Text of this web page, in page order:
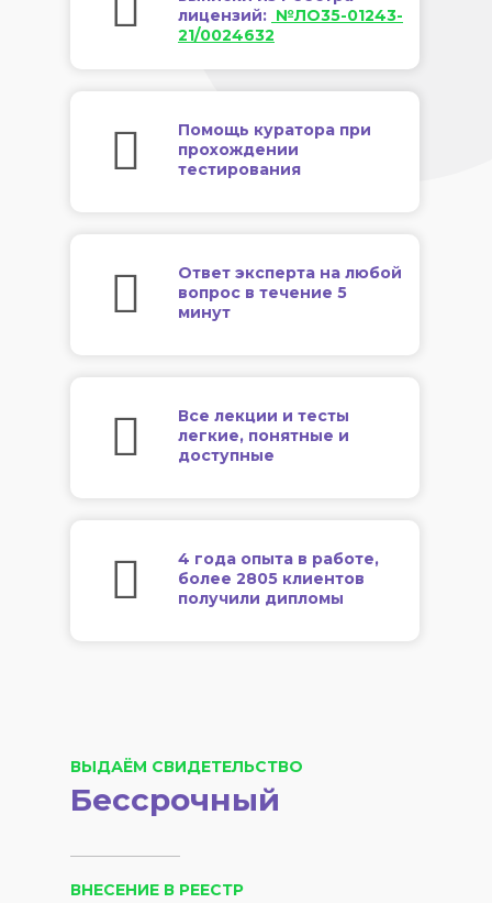
лицензий: №ЛО35-01243-
21/0024632
Помощь куратора при
прохождении
тестирования
Ответ эксперта на любой
вопрос в течение 5
минут
Все лекции и тесты
легкие, понятные и
доступные
4 года опыта в работе,
более 2805 клиентов
получили дипломы
ВЫДАЁМ СВИДЕТЕЛЬСТВО
Бессрочный
ВНЕСЕНИЕ В РЕЕСТР